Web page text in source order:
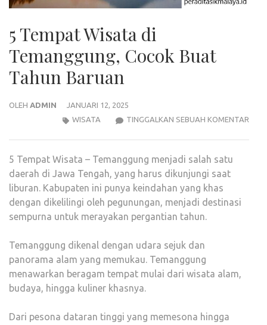
5 Tempat Wisata di
Temanggung, Cocok Buat
Tahun Baruan
OLEH ADMIN
JANUARI 12, 2025
TINGGALKAN SEBUAH KOMENTAR
WISATA
5 Tempat Wisata – Temanggung menjadi salah satu
daerah di Jawa Tengah, yang harus dikunjungi saat
liburan. Kabupaten ini punya keindahan yang khas
dengan dikelilingi oleh pegunungan, menjadi destinasi
sempurna untuk merayakan pergantian tahun.
Temanggung dikenal dengan udara sejuk dan
panorama alam yang memukau. Temanggung
menawarkan beragam tempat mulai dari wisata alam,
budaya, hingga kuliner khasnya.
Dari pesona dataran tinggi yang memesona hingga